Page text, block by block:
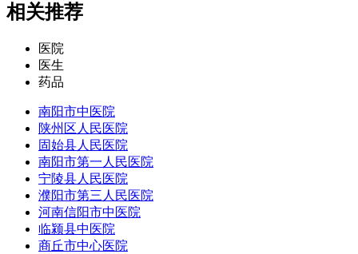
相关推荐
医院
医生
药品
南阳市中医院
陕州区人民医院
固始县人民医院
南阳市第一人民医院
宁陵县人民医院
濮阳市第三人民医院
河南信阳市中医院
临颍县中医院
商丘市中心医院